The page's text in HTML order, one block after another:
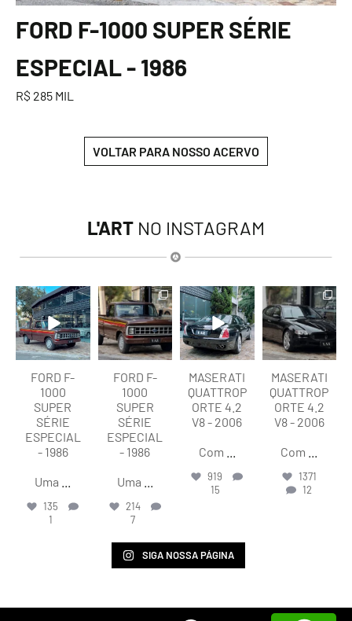
FORD F-1000 SUPER SÉRIE
ESPECIAL - 1986
R$ 285 MIL
VOLTAR PARA NOSSO ACERVO
L'ART NO INSTAGRAM
lart.br
Ago 7
FORD F-
1000
SUPER
SÉRIE
ESPECIAL
- 1986
Uma
135
1
lart.br
Ago 7
FORD F-
1000
SUPER
SÉRIE
ESPECIAL
- 1986
Uma
214
7
lart.br
Ago 6
MASERATI
QUATTROP
ORTE 4.2
V8 - 2006
Com
919
15
lart.br
Ago 6
MASERATI
QUATTROP
ORTE 4.2
V8 - 2006
Com
1371
12
SIGA NOSSA PÁGINA